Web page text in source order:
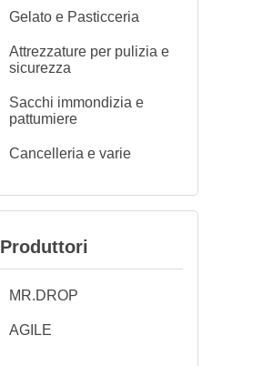
Gelato e Pasticceria
Attrezzature per pulizia e
sicurezza
Sacchi immondizia e
pattumiere
Cancelleria e varie
Produttori
MR.DROP
AGILE